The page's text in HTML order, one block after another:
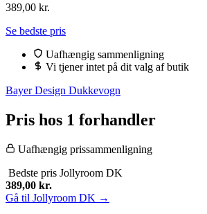
389,00 kr.
Se bedste pris
Uafhængig sammenligning
Vi tjener intet på dit valg af butik
Bayer Design Dukkevogn
Pris hos 1 forhandler
Uafhængig prissammenligning
Bedste pris Jollyroom DK
389,00 kr.
Gå til Jollyroom DK →